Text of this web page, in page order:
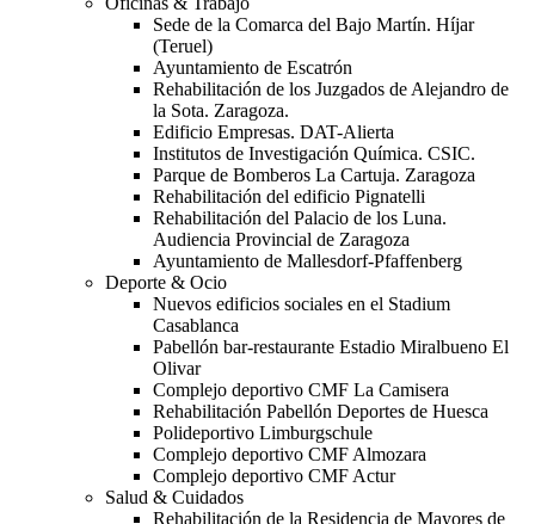
Sede de la Comarca del Bajo Martín. Híjar
(Teruel)
Ayuntamiento de Escatrón
Rehabilitación de los Juzgados de Alejandro de
la Sota. Zaragoza.
Edificio Empresas. DAT-Alierta
Institutos de Investigación Química. CSIC.
Parque de Bomberos La Cartuja. Zaragoza
Rehabilitación del edificio Pignatelli
Rehabilitación del Palacio de los Luna.
Audiencia Provincial de Zaragoza
Ayuntamiento de Mallesdorf-Pfaffenberg
Deporte & Ocio
Nuevos edificios sociales en el Stadium
Casablanca
Pabellón bar-restaurante Estadio Miralbueno El
Olivar
Complejo deportivo CMF La Camisera
Rehabilitación Pabellón Deportes de Huesca
Polideportivo Limburgschule
Complejo deportivo CMF Almozara
Complejo deportivo CMF Actur
Salud & Cuidados
Rehabilitación de la Residencia de Mayores de